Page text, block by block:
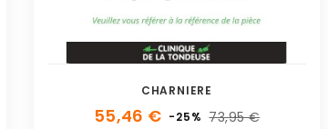
CHARNIERE
55,46 € -25% 73,95 €